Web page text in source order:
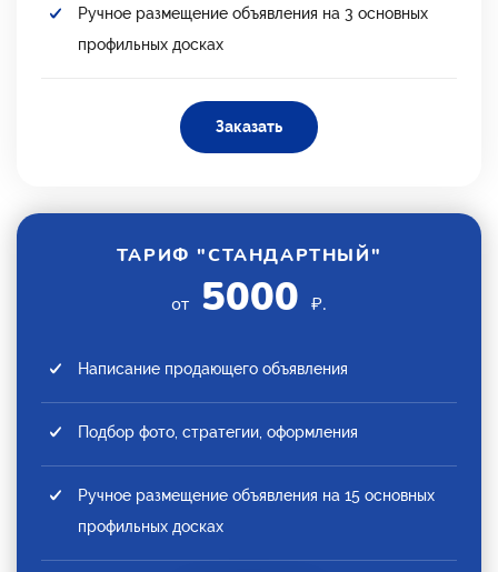
Ручное размещение объявления на 3 основных
профильных досках
Заказать
ТАРИФ "СТАНДАРТНЫЙ"
от 5000 ₽.
Написание продающего объявления
Подбор фото, стратегии, оформления
Ручное размещение объявления на 15 основных
профильных досках